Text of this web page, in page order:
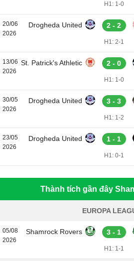
H1: 1-0
20/06
2026
Drogheda United 2 - 2
H1: 2-1
13/06
2026
St. Patrick's Athletic 2 - 0
H1: 1-0
30/05
2026
Drogheda United 3 - 3
H1: 1-2
23/05
2026
Drogheda United 1 - 1
H1: 0-1
Thành tích gần đây
EUROPA
05/08
2026
Shamrock Rovers 3 - 1
H1: 1-1